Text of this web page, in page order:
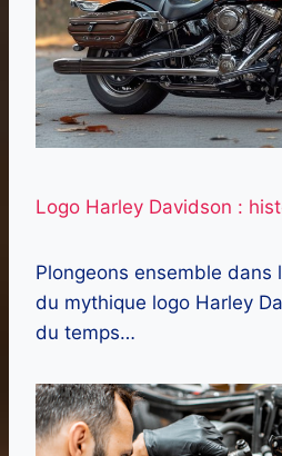
Logo Harley Davidson :
Plongeons ensemble dans
du mythique logo Harley
du temps…